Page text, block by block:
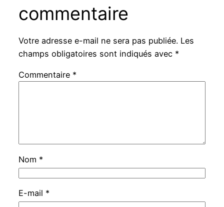
commentaire
Votre adresse e-mail ne sera pas publiée. Les
champs obligatoires sont indiqués avec *
Commentaire *
Nom *
E-mail *